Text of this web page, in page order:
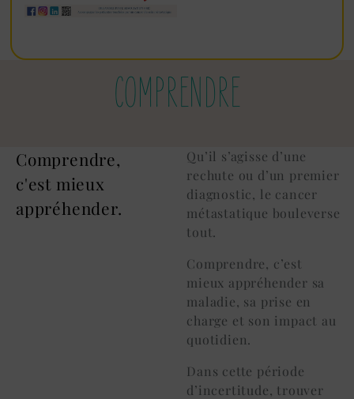
COMPRENDRE
Comprendre,
c'est mieux
appréhender.
Qu’il s’agisse d’une
rechute ou d’un premier
diagnostic, le cancer
métastatique bouleverse
tout.
Comprendre, c’est
mieux appréhender sa
maladie, sa prise en
charge et son impact au
quotidien.
Dans cette période
d’incertitude, trouver